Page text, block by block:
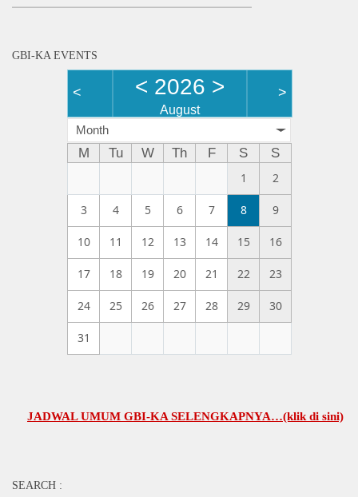
GBI-KA EVENTS
< < 2026 >
August
>
Month
M Tu W Th F S
S
1
2
3 4 5 6 7 8 9
10 11 12 13 14 15 16
17 18 19 20 21 22 23
24 25 26 27 28 29 30
31
UMUM GBI-KA SELENGKAPNYA…(klik di sini)
SEARCH :